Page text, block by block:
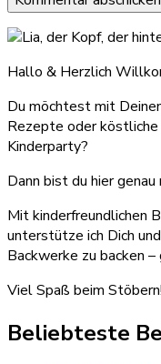
Hallo & Herzlich
Du möchtest mit
Rezepte oder
Kinderparty?
Dann bist du hier genau
Mit kinderfreundlichen
unterstütze ich Dich
Backwerke zu backen
Viel Spaß beim Stöbern!
Beliebteste